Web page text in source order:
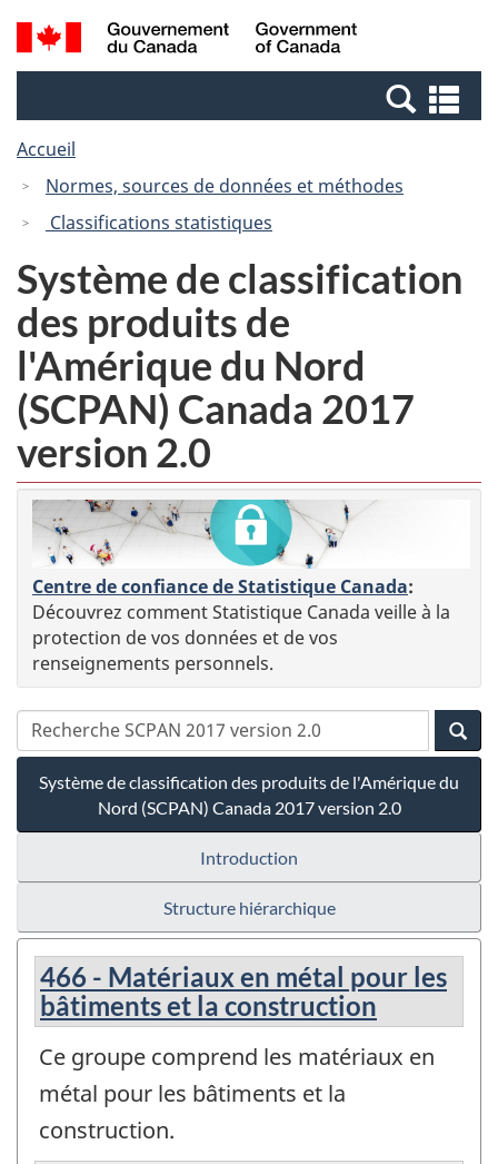
Passer
au
Passer
à
Canada
Recherche
et
et
Accueil
Normes, sources de données et méthodes
Classifications statistiques
Système de classification
des produits de
l'Amérique du Nord
(SCPAN) Canada 2017
version 2.0
Centre de confiance de Statistique Canada:
Découvrez comment Statistique Canada veille à la
protection de vos données et de vos
renseignements personnels.
Système de classification des produits de l'Amérique du
Nord (SCPAN) Canada 2017 version 2.0
Introduction
Structure hiérarchique
466 - Matériaux en métal pour les
bâtiments et la construction
Ce groupe comprend les matériaux en
métal pour les bâtiments et la
construction.